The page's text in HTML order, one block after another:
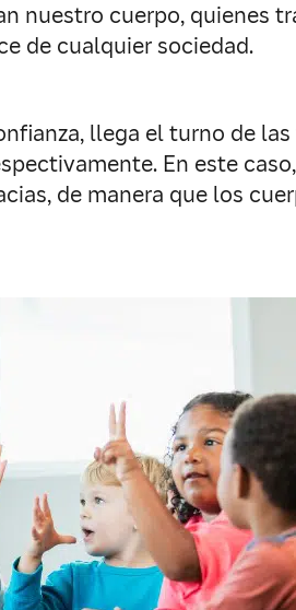
nuestro cuerpo, quienes
de cualquier sociedad.
llega el turno de
En este
de manera que los